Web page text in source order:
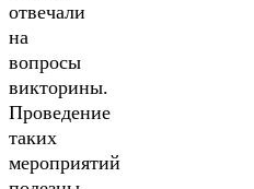
отвечали
на
вопросы
викторины.
Проведение
таких
мероприятий